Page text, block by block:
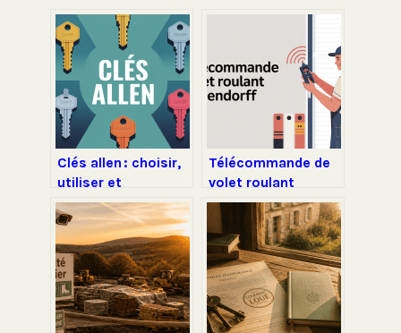
Clés allen : choisir,
utiliser et
entretenir ces clés
hexagonales
Télécommande de
volet roulant
bubendorff qui ne
fonctionne plus que
faire